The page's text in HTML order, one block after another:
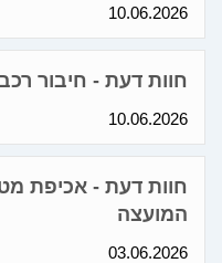
10.06.2026
חוות דעת - חיבור
10.06.2026
חוות דעת - אכיפת
המועצה
03.06.2026